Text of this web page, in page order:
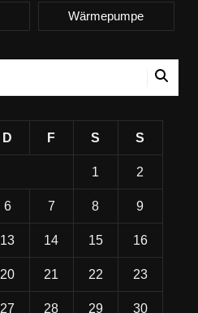
Wärmepumpe
D F S S
1 2
6 7 8 9
13 14 15 16
20 21 22 23
27 28 29 30